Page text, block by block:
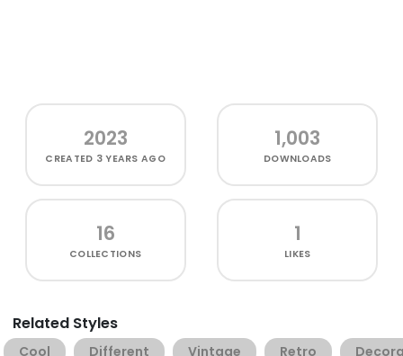
2023
CREATED 3 YEARS AGO
1,003
DOWNLOADS
16
COLLECTIONS
1
LIKES
Related Styles
Cool Different Vintage Retro